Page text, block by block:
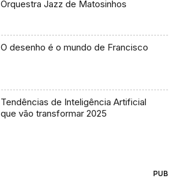
Orquestra Jazz de Matosinhos
O desenho é o mundo de Francisco
Tendências de Inteligência Artificial
que vão transformar 2025
PUB